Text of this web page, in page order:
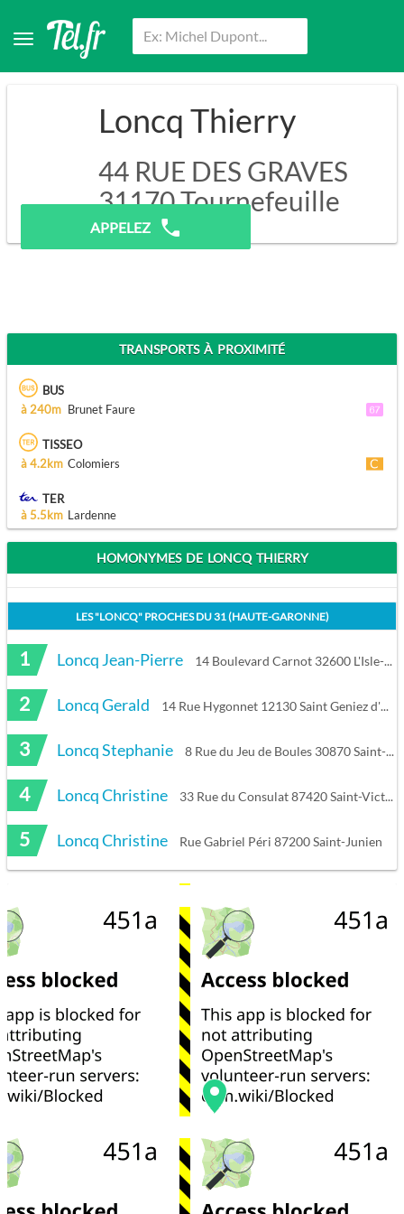
Loncq Thierry
44 RUE DES GRAVES
31170Tournefeuille
APPELEZ
TRANSPORTS À PROXIMITÉ
BUS
à 240m Brunet Faure
TISSEO
à 4.2km Colomiers
TER
à 5.5km Lardenne
HOMONYMES DE LONCQ THIERRY
LES "LONCQ" PROCHES DU31 (HAUTE-GARONNE)
1 Loncq Jean-Pierre 14 Boulevard Carnot 32600 L'Isle-Jourdain
2 Loncq Gerald 14 Rue Hygonnet 12130 Saint Geniez d'Olt et d'Aubrac
3 Loncq Stephanie 8 Rue du Jeu de Boules 30870 Saint-Côme-et-Maruéjols
4 Loncq Christine 33 Rue du Consulat 87420 Saint-Victurnien
5 Loncq Christine Rue Gabriel Péri 87200 Saint-Junien